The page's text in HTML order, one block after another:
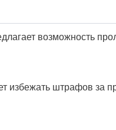
возможность
штрафов за